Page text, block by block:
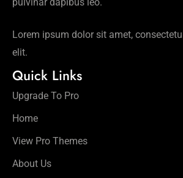
Lorem ipsum dolor sit amet,
elit.
Quick Links
Upgrade To Pro
Home
View Pro Themes
About Us